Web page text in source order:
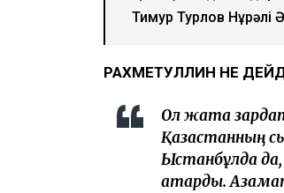
Тимур Турлов Нұрәлі
РАХМЕТУЛЛИН НЕ
Ол жақта
Қазақстанның
Ыстанбұлда
атқардық.